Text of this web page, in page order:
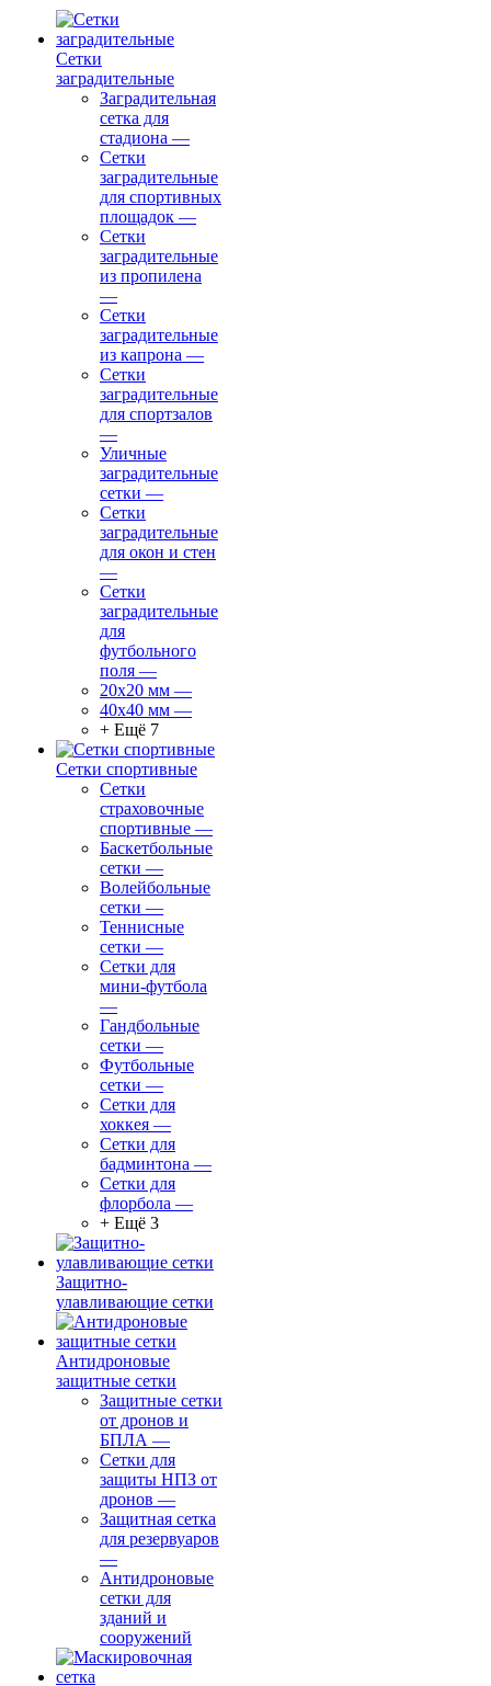
Сетки
заградительные
Заградительная
сетка для
стадиона —
Сетки
заградительные
для спортивных
площадок —
Сетки
заградительные
из пропилена
—
Сетки
заградительные
из капрона —
Сетки
заградительные
для спортзалов
—
Уличные
заградительные
сетки —
Сетки
заградительные
для окон и стен
—
Сетки
заградительные
для
футбольного
поля —
20х20 мм —
40х40 мм —
+ Ещё 7
Сетки спортивные
Сетки
страховочные
спортивные —
Баскетбольные
сетки —
Волейбольные
сетки —
Теннисные
сетки —
Сетки для
мини-футбола
—
Гандбольные
сетки —
Футбольные
сетки —
Сетки для
хоккея —
Сетки для
бадминтона —
Сетки для
флорбола —
+ Ещё 3
Защитно-
улавливающие сетки
Антидроновые
защитные сетки
Защитные сетки
от дронов и
БПЛА —
Сетки для
защиты НПЗ от
дронов —
Защитная сетка
для резервуаров
—
Антидроновые
сетки для
зданий и
сооружений